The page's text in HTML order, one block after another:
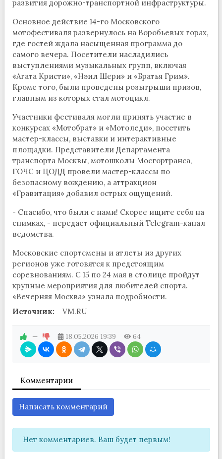
развития дорожно-транспортной инфраструктуры.
Основное действие 14-го Московского
мотофестиваля развернулось на Воробьевых горах,
где гостей ждала насыщенная программа до
самого вечера. Посетители насладились
выступлениями музыкальных групп, включая
«Агата Кристи», «Нэил Шери» и «Братья Грим».
Кроме того, были проведены розыгрыши призов,
главным из которых стал мотоцикл.
Участники фестиваля могли принять участие в
конкурсах «Мотобрат» и «Мотоледи», посетить
мастер-классы, выставки и интерактивные
площадки. Представители Департамента
транспорта Москвы, мотошколы Мосгортранса,
ГОЧС и ЦОДД провели мастер-классы по
безопасному вождению, а аттракцион
«Гравитация» добавил острых ощущений.
- Спасибо, что были с нами! Скорее ищите себя на
снимках, - передает официальный Telegram-канал
ведомства.
Московские спортсмены и атлеты из других
регионов уже готовятся к предстоящим
соревнованиям. С 15 по 24 мая в столице пройдут
крупные мероприятия для любителей спорта.
«Вечерняя Москва» узнала подробности.
Источник:
VM.RU
— 18.05.2026 19:39 64
Комментарии
Написать комментарий
Нет комментариев. Ваш будет первым!